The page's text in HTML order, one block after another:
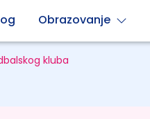
Obrazovanje
kluba